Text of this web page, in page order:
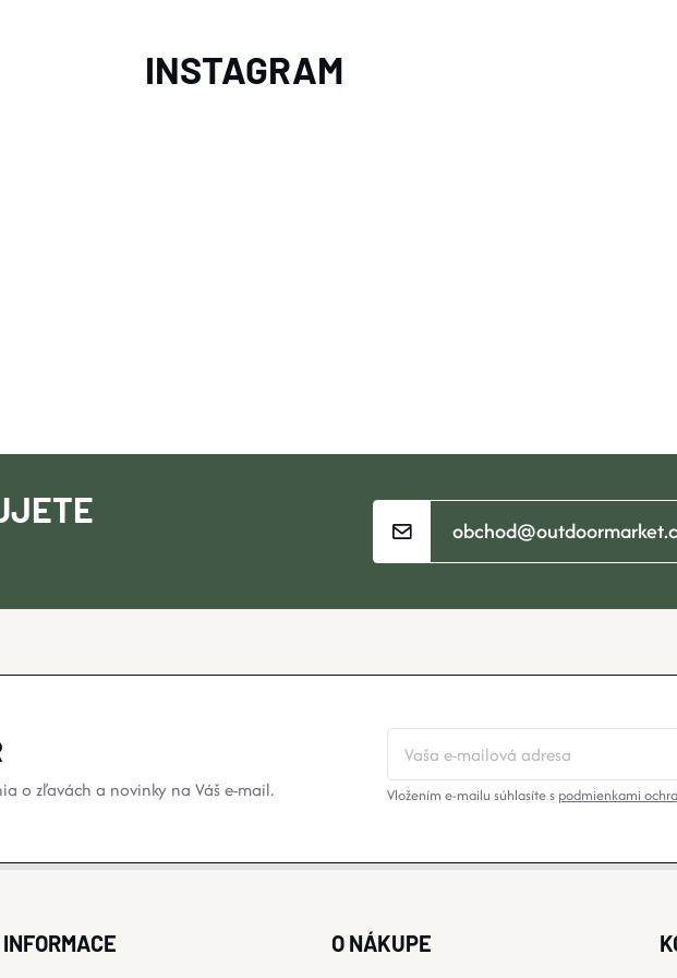
INSTAGRAM
o zľavách a novinky na Váš e-mail.
Vložením e-mailu súhlasíte s podmienkami
INFORMACE O NÁKUPE